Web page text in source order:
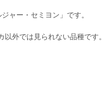
ャー・セミヨン」です。
外では見られない品種です。